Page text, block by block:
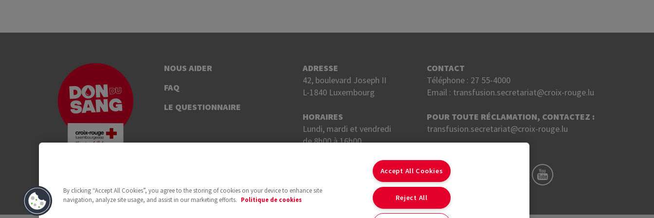
NOUS AIDER
FAQ
LE QUESTIONNAIRE
ADRESSE
42, boulevard Joseph II
L-1840 Luxembourg
HORAIRES
Lundi, mardi et vendredi
de 8h00 à 16h00.
CONTACT
Téléphone : 27 55-4000
Email : transfusion.secretariat@croix-rouge.lu
POUR TOUTE RÉCLAMATION, CONTACTEZ :
transfusion.secretariat@croix-rouge.lu
By clicking “Accept All Cookies”, you agree to the storing of cookies on your device to enhance site
navigation, analyze site usage, and assist in our marketing efforts.
Politique de cookies
Accept All Cookies
Reject All